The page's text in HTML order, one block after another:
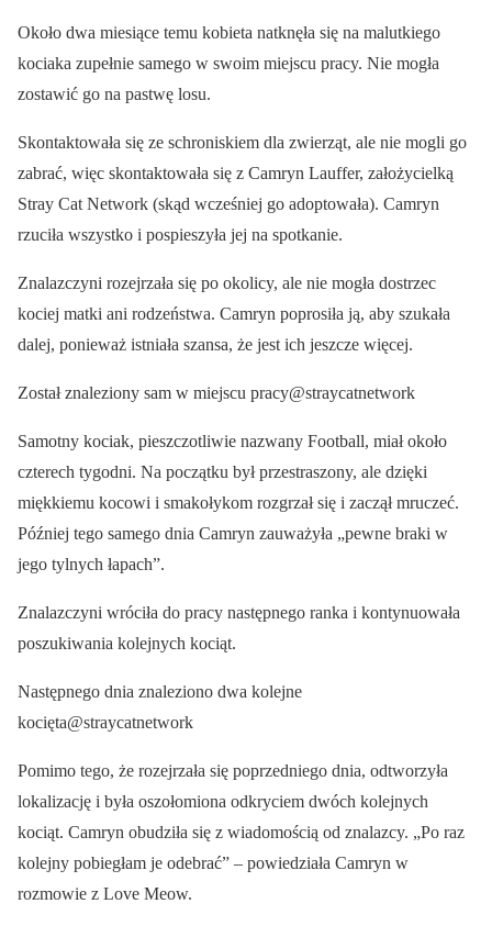
Około dwa miesiące temu kobieta natknęła się na malutkiego
kociaka zupełnie samego w swoim miejscu pracy. Nie mogła
zostawić go na pastwę losu.
Skontaktowała się ze schroniskiem dla zwierząt, ale nie mogli go
zabrać, więc skontaktowała się z Camryn Lauffer, założycielką
Stray Cat Network (skąd wcześniej go adoptowała). Camryn
rzuciła wszystko i pospieszyła jej na spotkanie.
Znalazczyni rozejrzała się po okolicy, ale nie mogła dostrzec
kociej matki ani rodzeństwa. Camryn poprosiła ją, aby szukała
dalej, ponieważ istniała szansa, że jest ich jeszcze więcej.
Został znaleziony sam w miejscu pracy@straycatnetwork
Samotny kociak, pieszczotliwie nazwany Football, miał około
czterech tygodni. Na początku był przestraszony, ale dzięki
miękkiemu kocowi i smakołykom rozgrzał się i zaczął mruczeć.
Później tego samego dnia Camryn zauważyła „pewne braki w
jego tylnych łapach”.
Znalazczyni wróciła do pracy następnego ranka i kontynuowała
poszukiwania kolejnych kociąt.
Następnego dnia znaleziono dwa kolejne
kocięta@straycatnetwork
Pomimo tego, że rozejrzała się poprzedniego dnia, odtworzyła
lokalizację i była oszołomiona odkryciem dwóch kolejnych
kociąt. Camryn obudziła się z wiadomością od znalazcy. „Po raz
kolejny pobiegłam je odebrać” – powiedziała Camryn w
rozmowie z Love Meow.